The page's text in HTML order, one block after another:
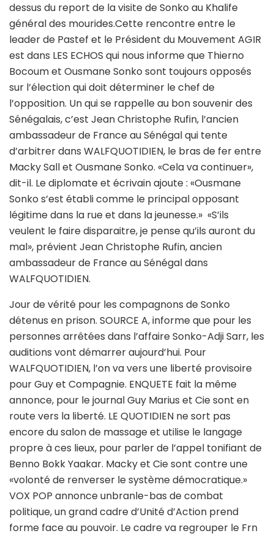
dessus du report de la visite de Sonko au Khalife
général des mourides.Cette rencontre entre le
leader de Pastef et le Président du Mouvement AGIR
est dans LES ECHOS qui nous informe que Thierno
Bocoum et Ousmane Sonko sont toujours opposés
sur l’élection qui doit déterminer le chef de
l’opposition. Un qui se rappelle au bon souvenir des
Sénégalais, c’est Jean Christophe Rufin, l’ancien
ambassadeur de France au Sénégal qui tente
d’arbitrer dans WALFQUOTIDIEN, le bras de fer entre
Macky Sall et Ousmane Sonko. «Cela va continuer»,
dit-il. Le diplomate et écrivain ajoute : «Ousmane
Sonko s’est établi comme le principal opposant
légitime dans la rue et dans la jeunesse.» «S’ils
veulent le faire disparaitre, je pense qu’ils auront du
mal», prévient Jean Christophe Rufin, ancien
ambassadeur de France au Sénégal dans
WALFQUOTIDIEN.
Jour de vérité pour les compagnons de Sonko
détenus en prison. SOURCE A, informe que pour les
personnes arrêtées dans l’affaire Sonko-Adji Sarr, les
auditions vont démarrer aujourd’hui. Pour
WALFQUOTIDIEN, l’on va vers une liberté provisoire
pour Guy et Compagnie. ENQUETE fait la même
annonce, pour le journal Guy Marius et Cie sont en
route vers la liberté. LE QUOTIDIEN ne sort pas
encore du salon de massage et utilise le langage
propre à ces lieux, pour parler de l’appel tonifiant de
Benno Bokk Yaakar. Macky et Cie sont contre une
«volonté de renverser le système démocratique.»
VOX POP annonce unbranle-bas de combat
politique, un grand cadre d’Unité d’Action prend
forme face au pouvoir. Le cadre va regrouper le Frn